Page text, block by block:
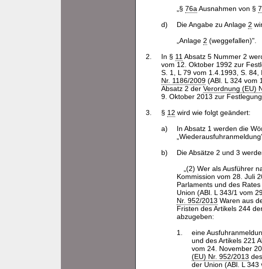
„§ 76a Ausnahmen von §
d)
Die Angabe zu Anlage 2
„Anlage 2 (weggefallen)".
2.
In § 11 Absatz 5 Nummer 2
vom 12. Oktober 1992 zur
S. 1, L 79 vom 1.4.1993, S.
Nr. 1186/2009(ABl. L 324 vom
Absatz 2 der Verordnung (EU)
9. Oktober 2013 zur
3.
§ 12 wird wie folgt geändert:
a)
In Absatz 1 werden die
b)
Die Absätze 2 und 3
„(2) Wer als Ausführer
Kommission vom 28. Juli
Parlaments und des
Union (ABl. L 343/1 vom
Nr. 952/2013 Waren aus
Fristen des Artikels 244
abzugeben:
1.
eine
und des Artikels 221
vom 24. November
(EU) Nr. 952/2013
der Union (ABl. L